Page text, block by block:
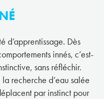
d’apprentissage. Dès
innés, c’est-
sans réfléchir.
recherche d’eau salée
par instinct pour